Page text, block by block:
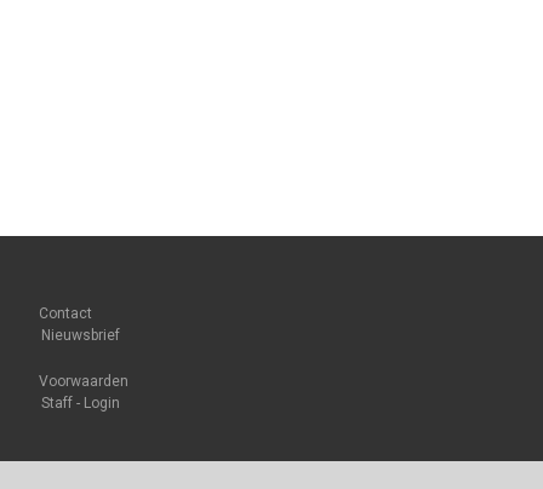
Contact
Nieuwsbrief
Voorwaarden
Staff - Login